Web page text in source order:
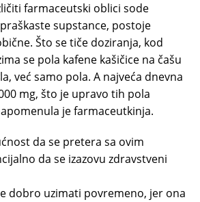
farmaceutski oblici sode
supstance, postoje
Što se tiče doziranja, kod
se pola kafene kašičice na čašu
već samo pola. A najveća dnevna
mg, što je upravo tih pola
je farmaceutkinja.
da se pretera sa ovim
da se izazovu zdravstveni
dobro uzimati povremeno, jer ona